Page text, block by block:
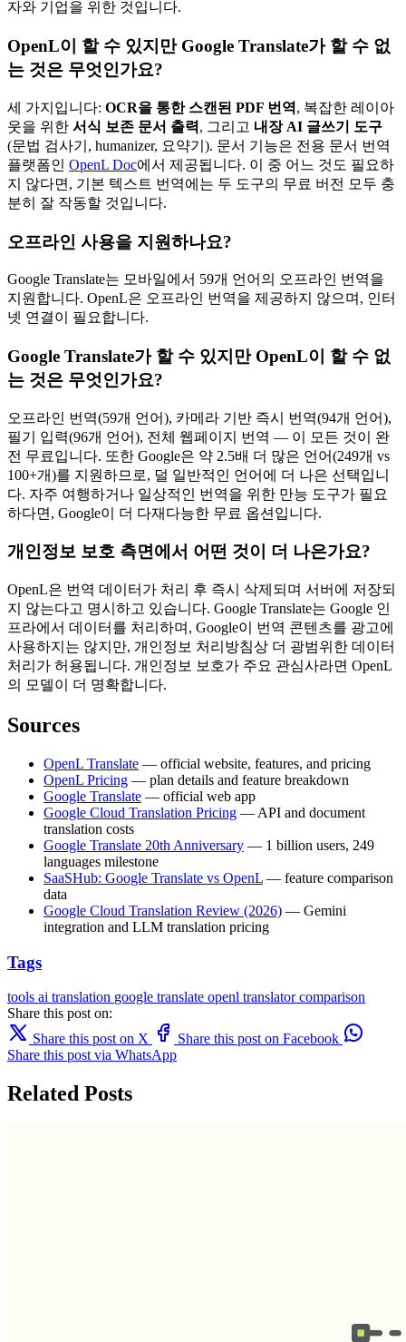
자와 기업을 위한 것입니다.
OpenL이 할 수 있지만 Google Translate가 할 수 없
는 것은 무엇인가요?
세 가지입니다: OCR을 통한 스캔된 PDF 번역, 복잡한 레이아
웃을 위한 서식 보존 문서 출력, 그리고 내장 AI 글쓰기 도구
(문법 검사기, humanizer, 요약기). 문서 기능은 전용 문서 번역
플랫폼인 OpenL Doc에서 제공됩니다. 이 중 어느 것도 필요하
지 않다면, 기본 텍스트 번역에는 두 도구의 무료 버전 모두 충
분히 잘 작동할 것입니다.
오프라인 사용을 지원하나요?
Google Translate는 모바일에서 59개 언어의 오프라인 번역을
지원합니다. OpenL은 오프라인 번역을 제공하지 않으며, 인터
넷 연결이 필요합니다.
Google Translate가 할 수 있지만 OpenL이 할 수 없
는 것은 무엇인가요?
오프라인 번역(59개 언어), 카메라 기반 즉시 번역(94개 언어),
필기 입력(96개 언어), 전체 웹페이지 번역 — 이 모든 것이 완
전 무료입니다. 또한 Google은 약 2.5배 더 많은 언어(249개 vs
100+개)를 지원하므로, 덜 일반적인 언어에 더 나은 선택입니
다. 자주 여행하거나 일상적인 번역을 위한 만능 도구가 필요
하다면, Google이 더 다재다능한 무료 옵션입니다.
개인정보 보호 측면에서 어떤 것이 더 나은가요?
OpenL은 번역 데이터가 처리 후 즉시 삭제되며 서버에 저장되
지 않는다고 명시하고 있습니다. Google Translate는 Google 인
프라에서 데이터를 처리하며, Google이 번역 콘텐츠를 광고에
사용하지는 않지만, 개인정보 처리방침상 더 광범위한 데이터
처리가 허용됩니다. 개인정보 보호가 주요 관심사라면 OpenL
의 모델이 더 명확합니다.
Sources
OpenL Translate — official website, features, and pricing
OpenL Pricing — plan details and feature breakdown
Google Translate — official web app
Google Cloud Translation Pricing — API and document
translation costs
Google Translate 20th Anniversary — 1 billion users, 249
languages milestone
SaaSHub: Google Translate vs OpenL — feature comparison
data
Google Cloud Translation Review (2026) — Gemini
integration and LLM translation pricing
Tags
tools ai translation google translate openl translator comparison
Share this post on:
Share this post on X
Share this post on Facebook
Share this post via WhatsApp
Related Posts